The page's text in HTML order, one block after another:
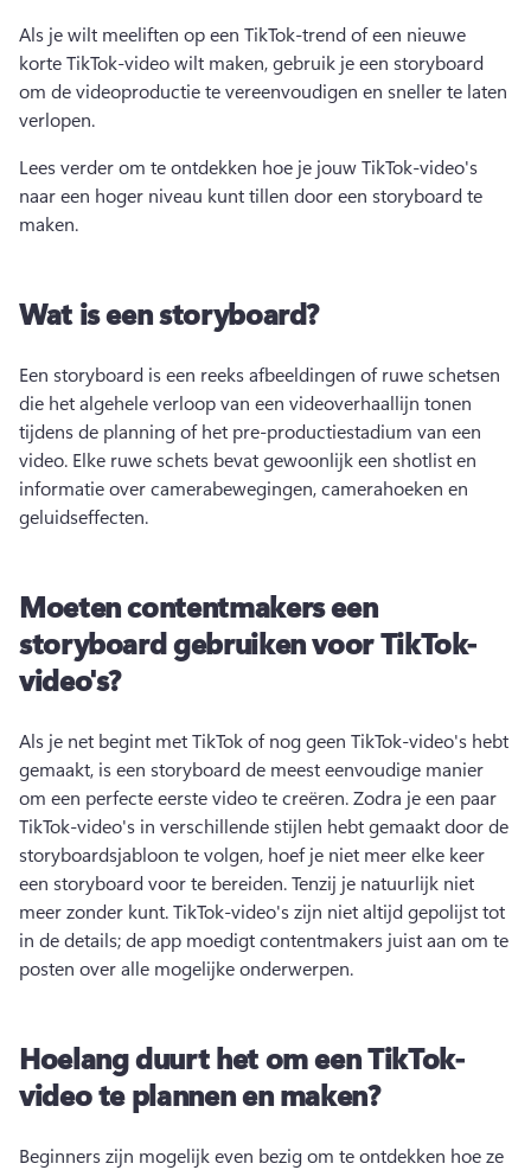
Als je wilt meeliften op een TikTok-trend of een nieuwe
korte TikTok-video wilt maken, gebruik je een storyboard
om de videoproductie te vereenvoudigen en sneller te laten
verlopen.
Lees verder om te ontdekken hoe je jouw TikTok-video's
naar een hoger niveau kunt tillen door een storyboard te
maken.
Wat is een storyboard?
Een storyboard is een reeks afbeeldingen of ruwe schetsen
die het algehele verloop van een videoverhaallijn tonen
tijdens de planning of het pre-productiestadium van een
video. Elke ruwe schets bevat gewoonlijk een shotlist en
informatie over camerabewegingen, camerahoeken en
geluidseffecten.
Moeten contentmakers een
storyboard gebruiken voor TikTok-
video's?
Als je net begint met TikTok of nog geen TikTok-video's hebt
gemaakt, is een storyboard de meest eenvoudige manier
om een perfecte eerste video te creëren. Zodra je een paar
TikTok-video's in verschillende stijlen hebt gemaakt door de
storyboardsjabloon te volgen, hoef je niet meer elke keer
een storyboard voor te bereiden. Tenzij je natuurlijk niet
meer zonder kunt. TikTok-video's zijn niet altijd gepolijst tot
in de details; de app moedigt contentmakers juist aan om te
posten over alle mogelijke onderwerpen.
Hoelang duurt het om een TikTok-
video te plannen en maken?
Beginners zijn mogelijk even bezig om te ontdekken hoe ze